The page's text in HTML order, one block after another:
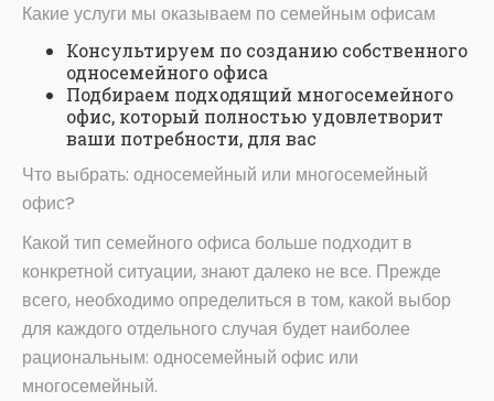
Какие услуги мы оказываем по семейным офисам
Консультируем по созданию собственного
односемейного офиса
Подбираем подходящий многосемейного
офис, который полностью удовлетворит
ваши потребности, для вас
Что выбрать: односемейный или многосемейный
офис?
Какой тип семейного офиса больше подходит в
конкретной ситуации, знают далеко не все. Прежде
всего, необходимо определиться в том, какой выбор
для каждого отдельного случая будет наиболее
рациональным: односемейный офис или
многосемейный.